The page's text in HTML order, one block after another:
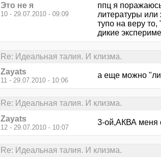
Это не я
10 - 29.07.2010 - 09:09
ппц я
литературы или
тупо на веру
дикие
Re: Идеальная талия. И клизма.
Zayats
11 - 29.07.2010 - 10:06
а еще можно
Re: Идеальная талия. И клизма.
Zayats
12 - 29.07.2010 - 10:07
3-ой,АКВА меня
Re: Идеальная талия. И клизма.